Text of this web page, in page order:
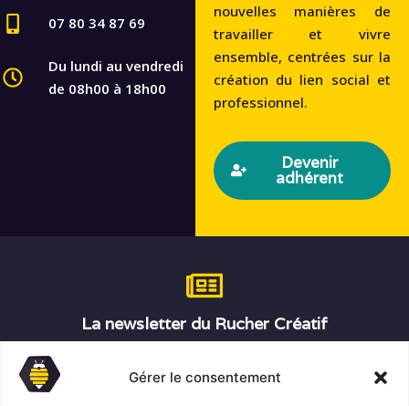
Gérer le consentement
07 80 34 87 69
Du lundi au vendredi
de 08h00 à 18h00
nouvelles manières de
travailler et vivre
ensemble, centrées sur la
création du lien social et
professionnel.
Devenir
adhérent
La newsletter du Rucher Créatif
l’agenda des évènements du mois à venir !